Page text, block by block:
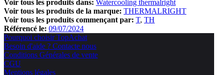
Voir tous les produits dans: Watercooling thermalright
Voir tous les produits de la marque: THERMALRIGHT
Voir tous les produits commençant par: T TH
Référencé le: 09/07/2024
Pourquoi choisir TopAchat
Besoin d'aide ? Contacte nous
Conditions Générales de vente
CGU
Mentions légales